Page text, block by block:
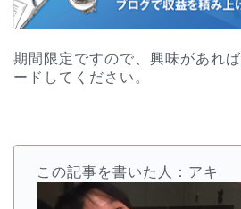
期間限定ですので、興味があれば
ードしてください。
この記事を書いた人：アキ